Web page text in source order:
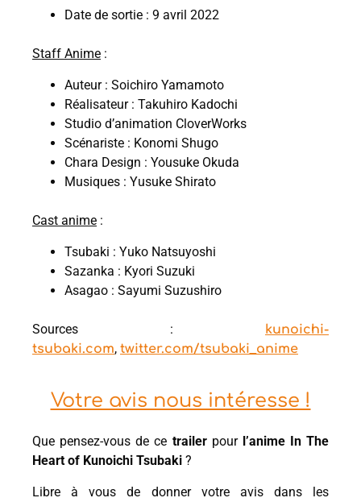
Date de sortie : 9 avril 2022
Staff Anime :
Auteur : Soichiro Yamamoto
Réalisateur : Takuhiro Kadochi
Studio d’animation CloverWorks
Scénariste : Konomi Shugo
Chara Design : Yousuke Okuda
Musiques : Yusuke Shirato
Cast anime :
Tsubaki : Yuko Natsuyoshi
Sazanka : Kyori Suzuki
Asagao : Sayumi Suzushiro
Sources :
kunoichi-
tsubaki.com, twitter.com/tsubaki_anime
Votre avis nous intéresse !
Que pensez-vous de ce trailerpour l’anime In The
Heart of Kunoichi Tsubaki ?
Libre à vous de donner votre avis dans les